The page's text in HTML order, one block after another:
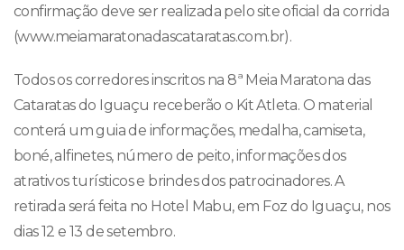
confirmação deve ser realizada pelo site oficial da corrida
(www.meiamaratonadascataratas.com.br).
Todos os corredores inscritos na 8ª Meia Maratona das
Cataratas do Iguaçu receberão o Kit Atleta. O material
conterá um guia de informações, medalha, camiseta,
boné, alfinetes, número de peito, informações dos
atrativos turísticos e brindes dos patrocinadores. A
retirada será feita no Hotel Mabu, em Foz do Iguaçu, nos
dias 12 e 13 de setembro.